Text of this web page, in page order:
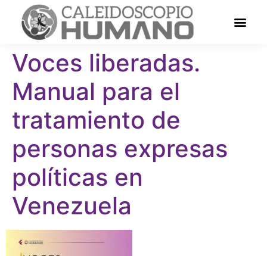
Voces liberadas.
Manual para el
tratamiento de
personas expresas
políticas en
Venezuela